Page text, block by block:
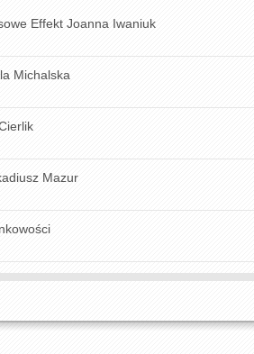
Effekt Joanna Iwaniuk
Michalska
Mazur